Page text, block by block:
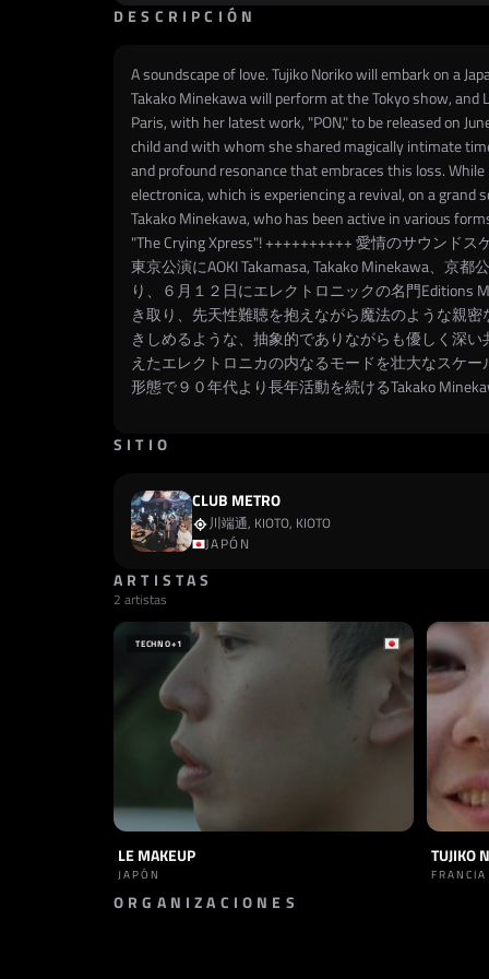
DESCRIPCIÓN
A soundscape of love. Tujiko Noriko will embark on a
Takako Minekawa will perform at the Tokyo show, and
Paris, with her latest work, "PON," to be released on
child and with whom she shared magically intimate
and profound resonance that embraces this loss.
electronica, which is experiencing a revival, on a grand
Takako Minekawa, who has been active in various
"The Crying Xpress"! ++++++++++ 愛情のサウンド
東京公演にAOKI Takamasa, Takako Minekawa、京
り、６月１２日にエレクトロニックの名門Editions
き取り、先天性難聴を抱えながら魔法のような親
きしめるような、抽象的でありながらも優しく深
えたエレクトロニカの内なるモードを壮大なスケ
形態で９０年代より長年活動を続けるTakako
SITIO
CLUB METRO
川端通, KIOTO, KIOTO
JAPÓN
ARTISTAS
2 artistas
TECHNO+1
LE MAKEUP
JAPÓN
TUJIKO
FRANCIA
ORGANIZACIONES